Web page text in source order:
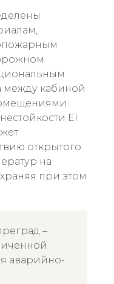
между кабиной
EI
открытого
на
при этом
–
аварийно-